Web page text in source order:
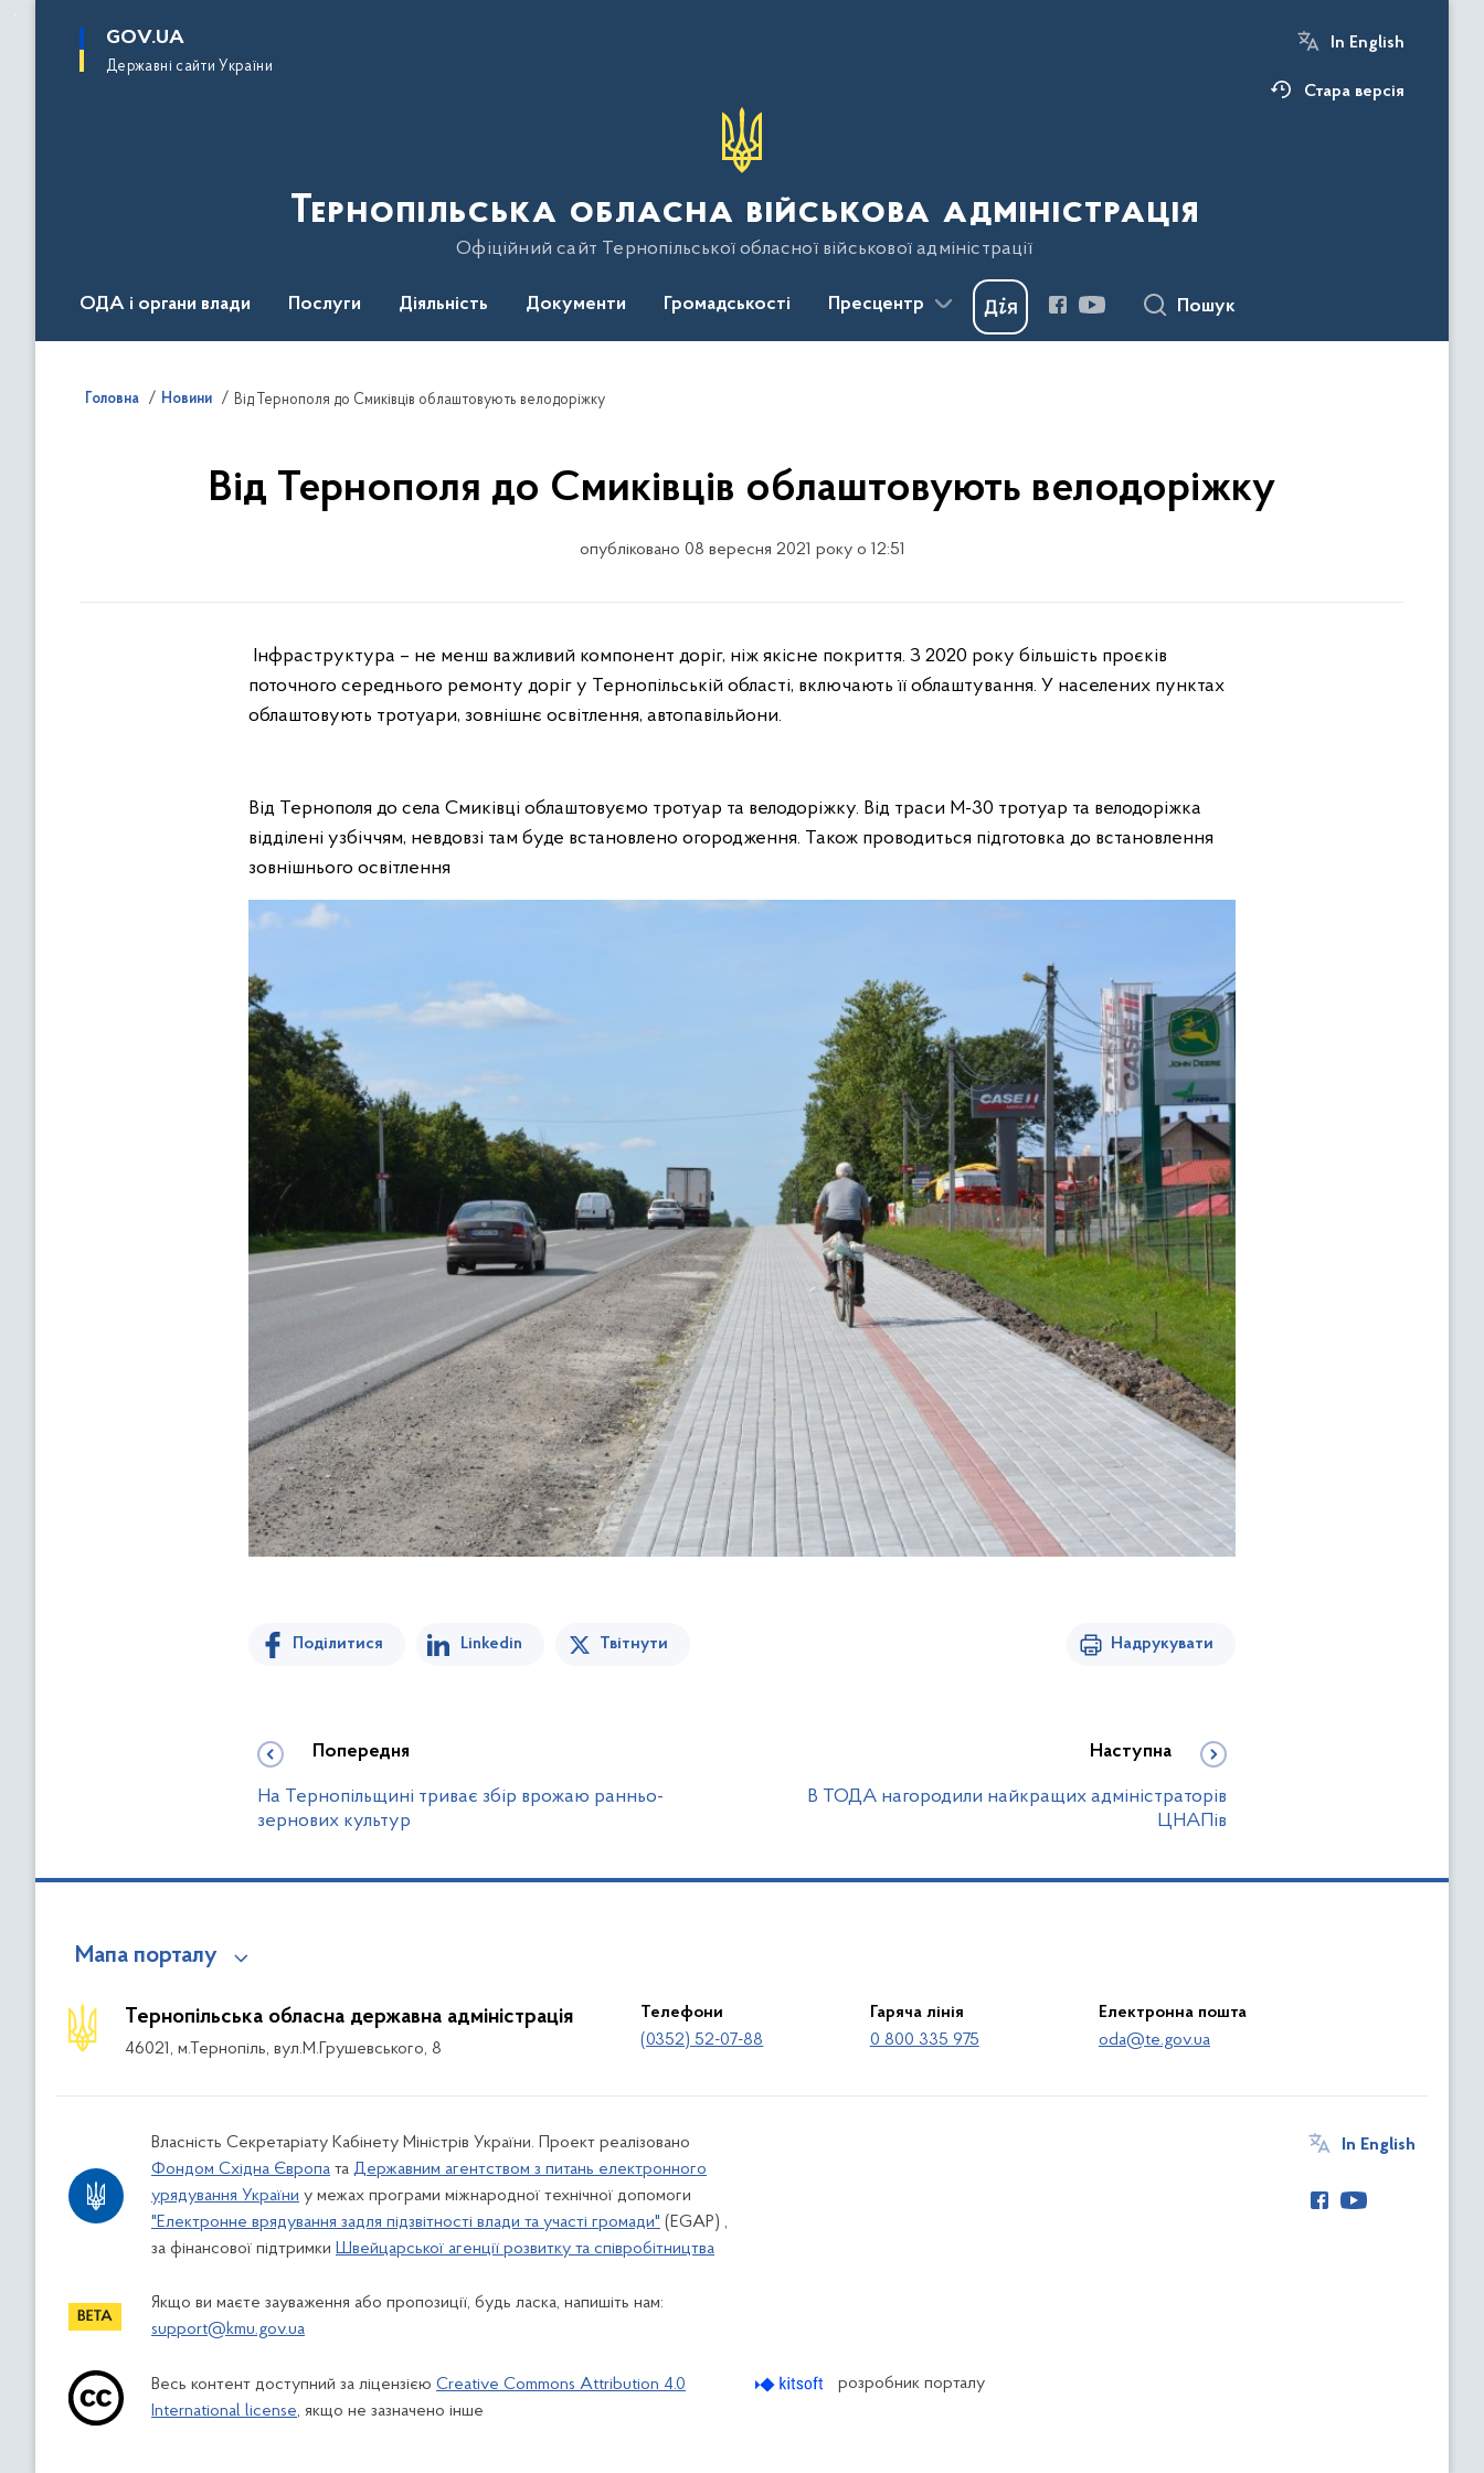
основного
GOV.UA
Державні сайти України
In English
Стара версія
Тернопільська обласна військова адміністрація
Офіційний сайт Тернопільської обласної військової адміністрації
ОДА і органи влади Послуги Діяльність Документи Громадськості Пресцентр Пошук
Головна Новини Від Тернополя до Смиківців облаштовують велодоріжку
Від Тернополя до Смиківців облаштовують велодоріжку
опубліковано 08 вересня 2021 року о 12:51
Інфраструктура – не менш важливий компонент доріг, ніж якісне покриття. З 2020 року більшість проєків
поточного середнього ремонту доріг у Тернопільській області, включають її облаштування. У населених пунктах
облаштовують тротуари, зовнішнє освітлення, автопавільйони.
Від Тернополя до села Смиківці облаштовуємо тротуар та велодоріжку. Від траси М-30 тротуар та велодоріжка
відділені узбіччям, невдовзі там буде встановлено огородження. Також проводиться підготовка до встановлення
зовнішнього освітлення
Поділитися Linkedin Твітнути Надрукувати
Попередня
На Тернопільщині триває збір врожаю ранньо-
зернових культур
Наступна
В ТОДА нагородили найкращих адміністраторів
ЦНАПів
Мапа порталу
Тернопільська обласна державна адміністрація
46021, м.Тернопіль, вул.М.Грушевського, 8
Телефони
(0352) 52-07-88
Гаряча лінія
0 800 335 975
Електронна пошта
oda@te.gov.ua
Власність Секретаріату Кабінету Міністрів України. Проект реалізовано
Фондом Східна Європа та Державним агентством з питань електронного
урядування України у межах програми міжнародної технічної допомоги
"Електронне врядування задля підзвітності влади та участі громади" (EGAP) ,
за фінансової підтримки Швейцарської агенції розвитку та співробітництва
Якщо ви маєте зауваження або пропозиції, будь ласка, напишіть нам:
support@kmu.gov.ua
In English
Весь контент доступний за ліцензією Creative Commons Attribution 4.0
International license, якщо не зазначено інше
розробник порталу